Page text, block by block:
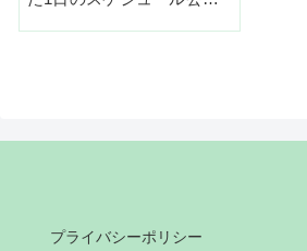
プライバシーポリシー